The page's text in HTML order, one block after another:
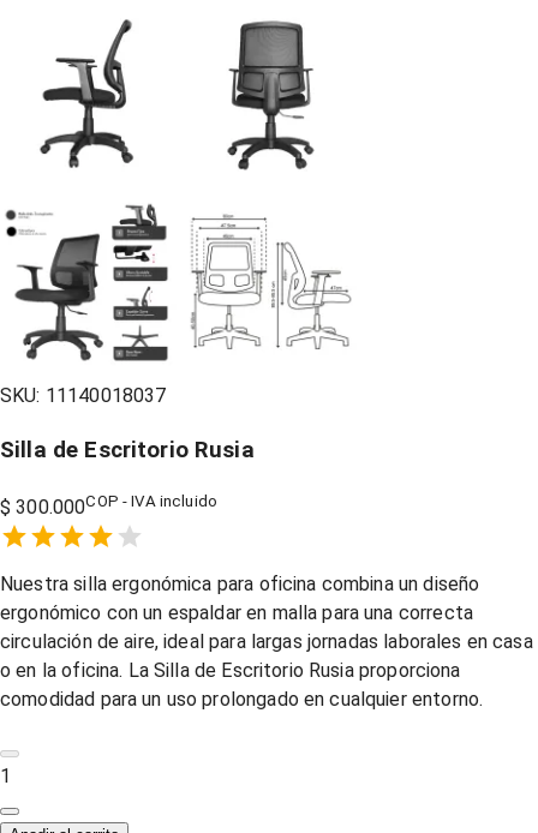
SKU: 11140018037
Silla de Escritorio Rusia
$ 300.000COP - IVA incluido
1 Star,
2 Stars,
3 Stars,
4 Stars,
5 Stars,
Nuestra silla ergonómica para oficina combina un diseño
ergonómico con un espaldar en malla para una correcta
circulación de aire, ideal para largas jornadas laborales en casa
o en la oficina. La Silla de Escritorio Rusia proporciona
comodidad para un uso prolongado en cualquier entorno.
1